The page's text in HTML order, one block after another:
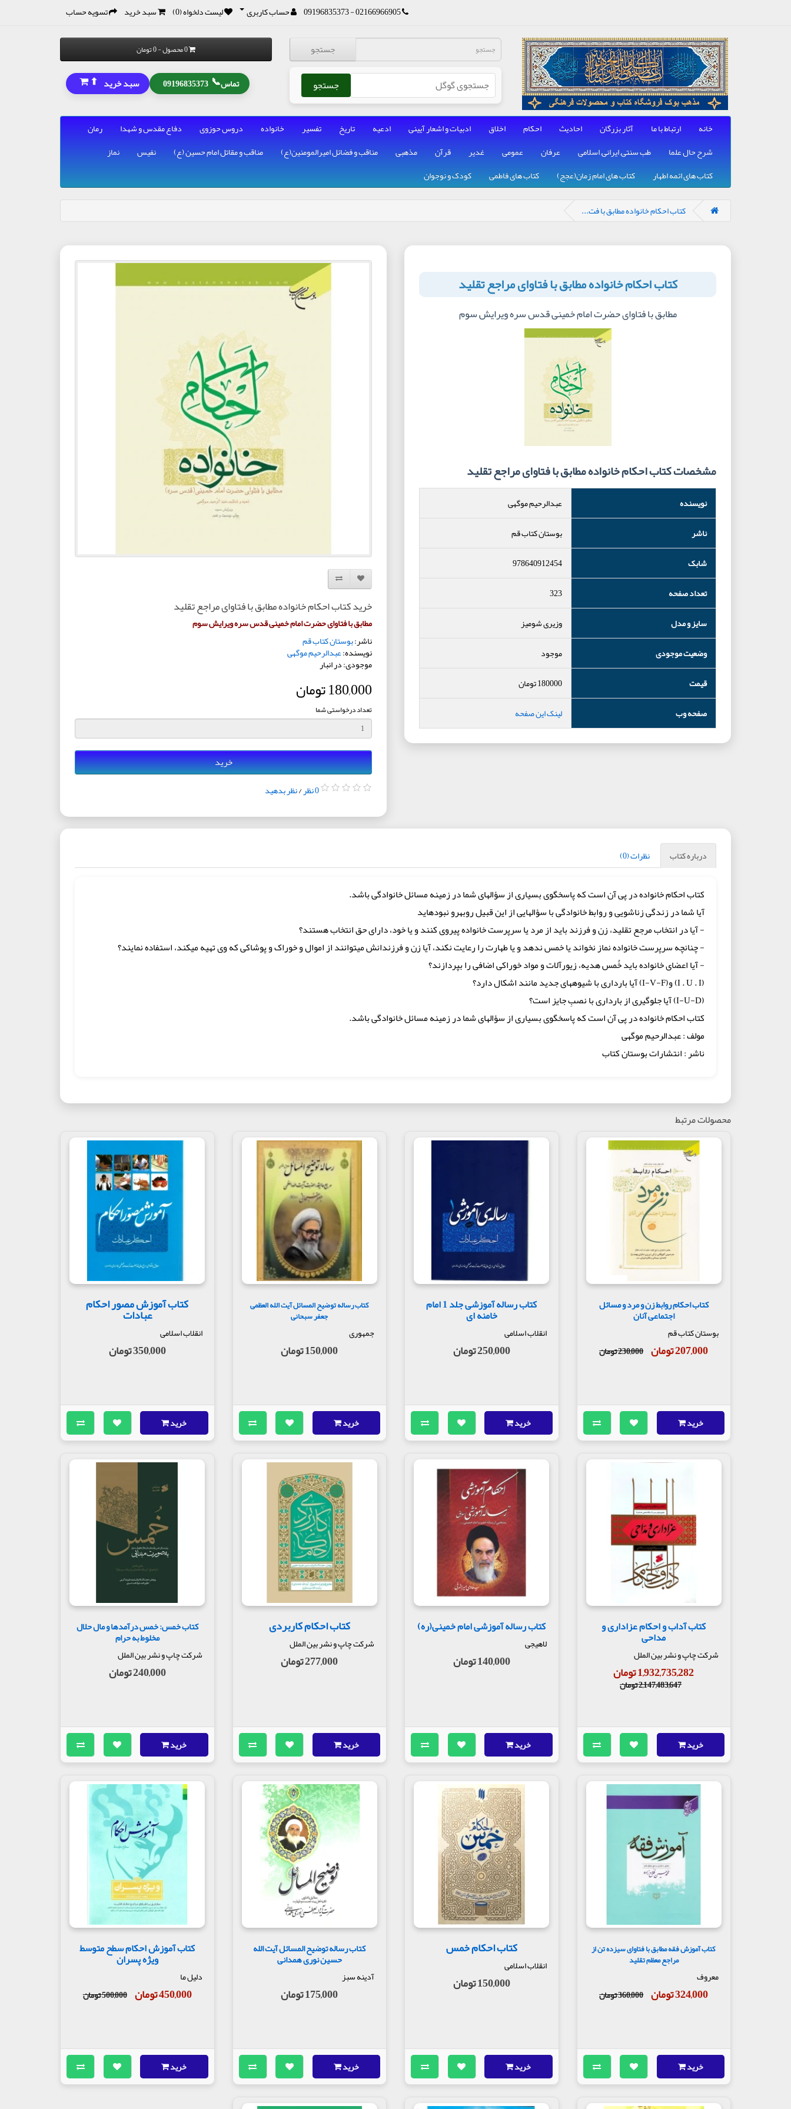
02166966905 - 09196835373 حساب کاربری لیست دلخواه (0) سبد خرید تسویه حساب
جستجو
جستجو
0 محصول - 0 تومان
تماس📞
09196835373 سبد خرید ⬆
خانه ارتباط با ما آثار بزرگان احادیث احکام اخلاق ادبیات و اشعار آیینی ادعیه تاریخ تفسیر خانواده دروس حوزوی دفاع مقدس و شهدا
رمان
شرح حال علما
طب سنتی, ایرانی, اسلامی عرفان عمومی غدیر قرآن مذهبی مناقب و فضائل امیرالمومنین(ع) مناقب و مقاتل امام حسین (ع) نفیس
نماز
کتاب های ائمه اطهار
کتاب های امام زمان(عجج) کتاب های فاطمی کودک و نوجوان
کتاب احکام خانواده مطابق با فت...
کتاب احکام خانواده مطابق با فتاوای مراجع تقلید
مطابق با فتاوای حضرت امام خمینی قدس سره ویرایش سوم
مشخصات کتاب احکام خانواده مطابق با فتاوای مراجع تقلید
نویسنده
عبدالرحیم موگهی
ناشر
بوستان کتاب قم
شابک
978640912454
تعداد صفحه
323
سایز و مدل
وزیری شومیز
وضعیت موجودی
موجود
قیمت
180000تومان
صفحه وب
لینک این صفحه
افزودن به لیست دلخواه
مقایسه این محصول
خرید کتاب احکام خانواده مطابق با فتاوای مراجع تقلید
مطابق با فتاوای حضرت امام خمینی قدس سره ویرایش سوم
ناشر:بوستان کتاب قم
نویسنده:عبدالرحیم موگهی
موجودی: در انبار
180,000 تومان
تعداد درخواستی شما
خرید
0 نظر /نظر بدهید
درباره کتاب نظرات (0)
کتاب احکام خانواده در پى آن است که پاسخ‏گوى بسیارى از سؤال‏هاى شما در زمینه مسائل خانوادگى باشد.
آیا شما در زندگى زناشویى و روابط خانوادگى با سؤال‏هایى از این قبیل روبه‏رو نبوده‏اید
- آیا در انتخاب مرجع تقلید، زن و فرزند باید از مرد یا سرپرست خانواده پیروى کنند و یا خود، داراى حق انتخاب ‏هستند؟
- چنان‏چه سرپرست خانواده نماز نخواند یا خمس ندهد و یا طهارت را رعایت نکند، آیا زن و فرزندانش مى‏توانند از اموال و خوراک و پوشاکى که وى تهیه مى‏کند، استفاده نمایند؟
- آیا اعضاى خانواده باید خُمس هدیه، زیورآلات و مواد خوراکى اضافى را بپردازند؟
(I . U . I) و(I-V-F) آیا باردارى با شیوه‏هاى جدید مانند اشکال دارد؟
(I-U-D) آیا جلوگیرى از باردارى با نصبِ جایز است؟
کتاب احکام خانواده در پى آن است که پاسخ‏گوى بسیارى از سؤال‏هاى شما در زمینه مسائل خانوادگى باشد.
مولف : عبدالرحیم موگهی
ناشر : انتشارات بوستان کتاب
محصولات مرتبط
کتاب احکام روابط زن و مرد و مسائل
اجتماعی آنان
بوستان کتاب قم
207,000 تومان 230,000 تومان
خرید
کتاب رساله آموزشی جلد 1 امام
خامنه ای
انقلاب اسلامی
250,000 تومان
خرید
کتاب رساله توضیح المسائل آیت الله العظمی
جعفر سبحانی
جمهوری
150,000 تومان
خرید
کتاب آموزش مصور احکام
عبادات
انقلاب اسلامی
350,000 تومان
خرید
کتاب آداب و احکام عزاداری و
مداحی
شرکت چاپ و نشر بین الملل
1,932,735,282 تومان
2,147,483,647 تومان
خرید
کتاب رساله آموزشی امام خمینی(ره)
لاهیجی
140,000 تومان
خرید
کتاب احکام کاربردی
شرکت چاپ و نشر بین الملل
277,000 تومان
خرید
کتاب خمس: خمس درآمدها و مال حلال
مخلوط به حرام
شرکت چاپ و نشر بین الملل
240,000 تومان
خرید
کتاب آموزش فقه مطابق با فتاوای سیزده تن از
مراجع معظم تقلید
معروف
324,000 تومان 360,000 تومان
خرید
کتاب احکام خمس
انقلاب اسلامی
150,000 تومان
خرید
کتاب رساله توضیح المسائل آیت الله
حسین نوری همدانی
آدینه سبز
175,000 تومان
خرید
کتاب آموزش احکام سطح متوسط
ویژه پسران
دلیل ما
450,000 تومان 500,000 تومان
خرید